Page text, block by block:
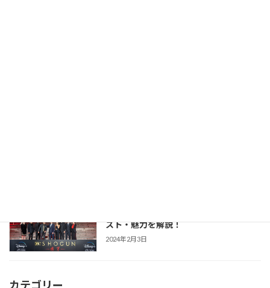
スト・魅力を解説！
2024年2月3日
カテゴリー